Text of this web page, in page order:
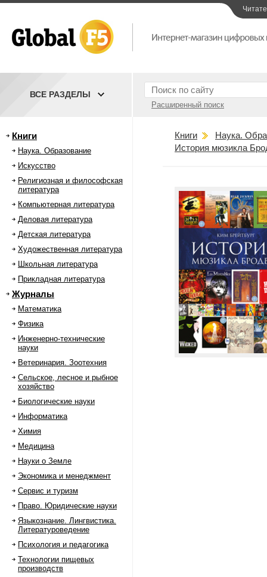
Расширенный поиск
ВСЕ РАЗДЕЛЫ
Книги
Наука. Образование
Искусство
Религиозная и философская
литература
Компьютерная литература
Деловая литература
Детская литература
Художественная литература
Школьная литература
Прикладная литература
Журналы
Математика
Физика
Инженерно-технические
науки
Ветеринария. Зоотехния
Сельское, лесное и рыбное
хозяйство
Биологические науки
Информатика
Химия
Медицина
Науки о Земле
Экономика и менеджмент
Сервис и туризм
Право. Юридические науки
Языкознание. Лингвистика.
Литературоведение
Психология и педагогика
Технологии пищевых
производств
Книги
Наука.
История мюзикла